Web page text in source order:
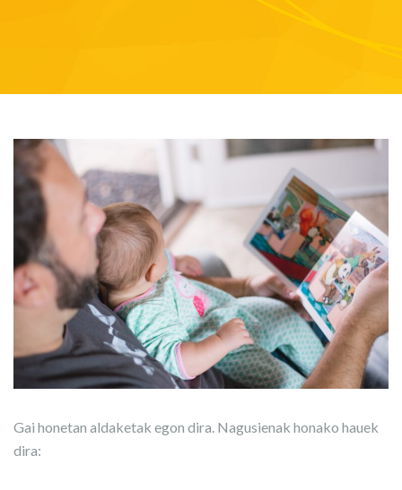
Gai honetan aldaketak egon dira. Nagusienak honako hauek
dira: